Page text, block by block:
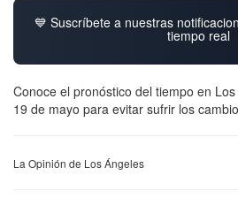
💙 Suscríbete a nuestras
tiempo real
Conoce el pronóstico del tiempo en
19 de mayo para evitar sufrir los
La Opinión de Los Ángeles